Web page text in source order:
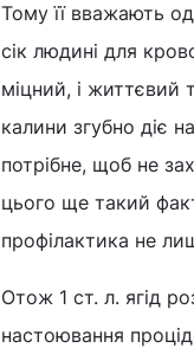
Тому її вважають
сік людині для
міцний, і життєвий
калини згубно діє
потрібне, щоб не
цього ще такий
профілактика не
Отож 1 ст. л. ягід
настоювання